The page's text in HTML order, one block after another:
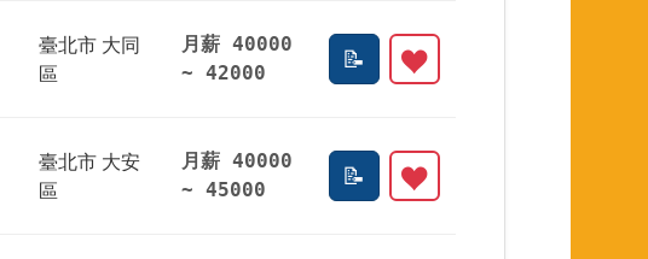
臺北市 大同
區
月薪 40000
~ 42000
臺北市 大安
區
月薪 40000
~ 45000